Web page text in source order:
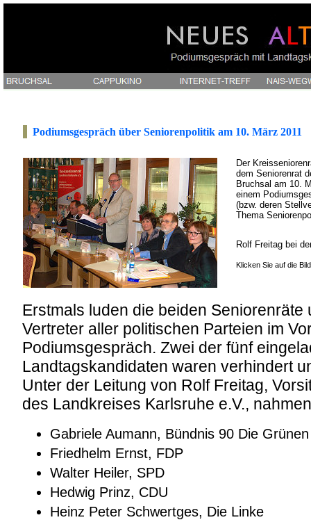
Podiumsgespräch über Seniorenpolitik am 10. März 2011
Der
dem Seniorenrat
Bruchsal am 10.
einem
(bzw. deren
Thema
Rolf Freitag bei
Klicken Sie auf die
Erstmals luden die beiden Seniorenräte
Vertreter aller politischen Parteien im
Podiumsgespräch. Zwei der fünf
Landtagskandidaten waren verhindert
Unter der Leitung von Rolf Freitag,
des Landkreises Karlsruhe e.V.,
Gabriele Aumann, Bündnis 90 Die Grünen
Friedhelm Ernst, FDP
Walter Heiler, SPD
Hedwig Prinz, CDU
Heinz Peter Schwertges, Die Linke